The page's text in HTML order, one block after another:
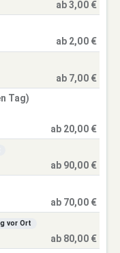
ab 3,00 €
ab 2,00 €
ab 7,00 €
Tag)
ab 20,00 €
ab 90,00 €
ab 70,00 €
vor Ort
ab 80,00 €